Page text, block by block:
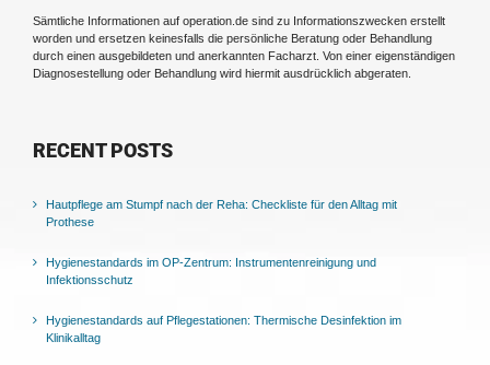
Sämtliche Informationen auf operation.de sind zu Informationszwecken erstellt
worden und ersetzen keinesfalls die persönliche Beratung oder Behandlung
durch einen ausgebildeten und anerkannten Facharzt. Von einer eigenständigen
Diagnosestellung oder Behandlung wird hiermit ausdrücklich abgeraten.
RECENT POSTS
Hautpflege am Stumpf nach der Reha: Checkliste für den Alltag mit
Prothese
Hygienestandards im OP-Zentrum: Instrumentenreinigung und
Infektionsschutz
Hygienestandards auf Pflegestationen: Thermische Desinfektion im
Klinikalltag